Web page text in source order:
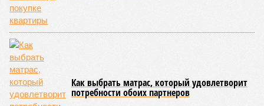
Как выбрать матрас, который удовлетворит
потребности обоих партнеров